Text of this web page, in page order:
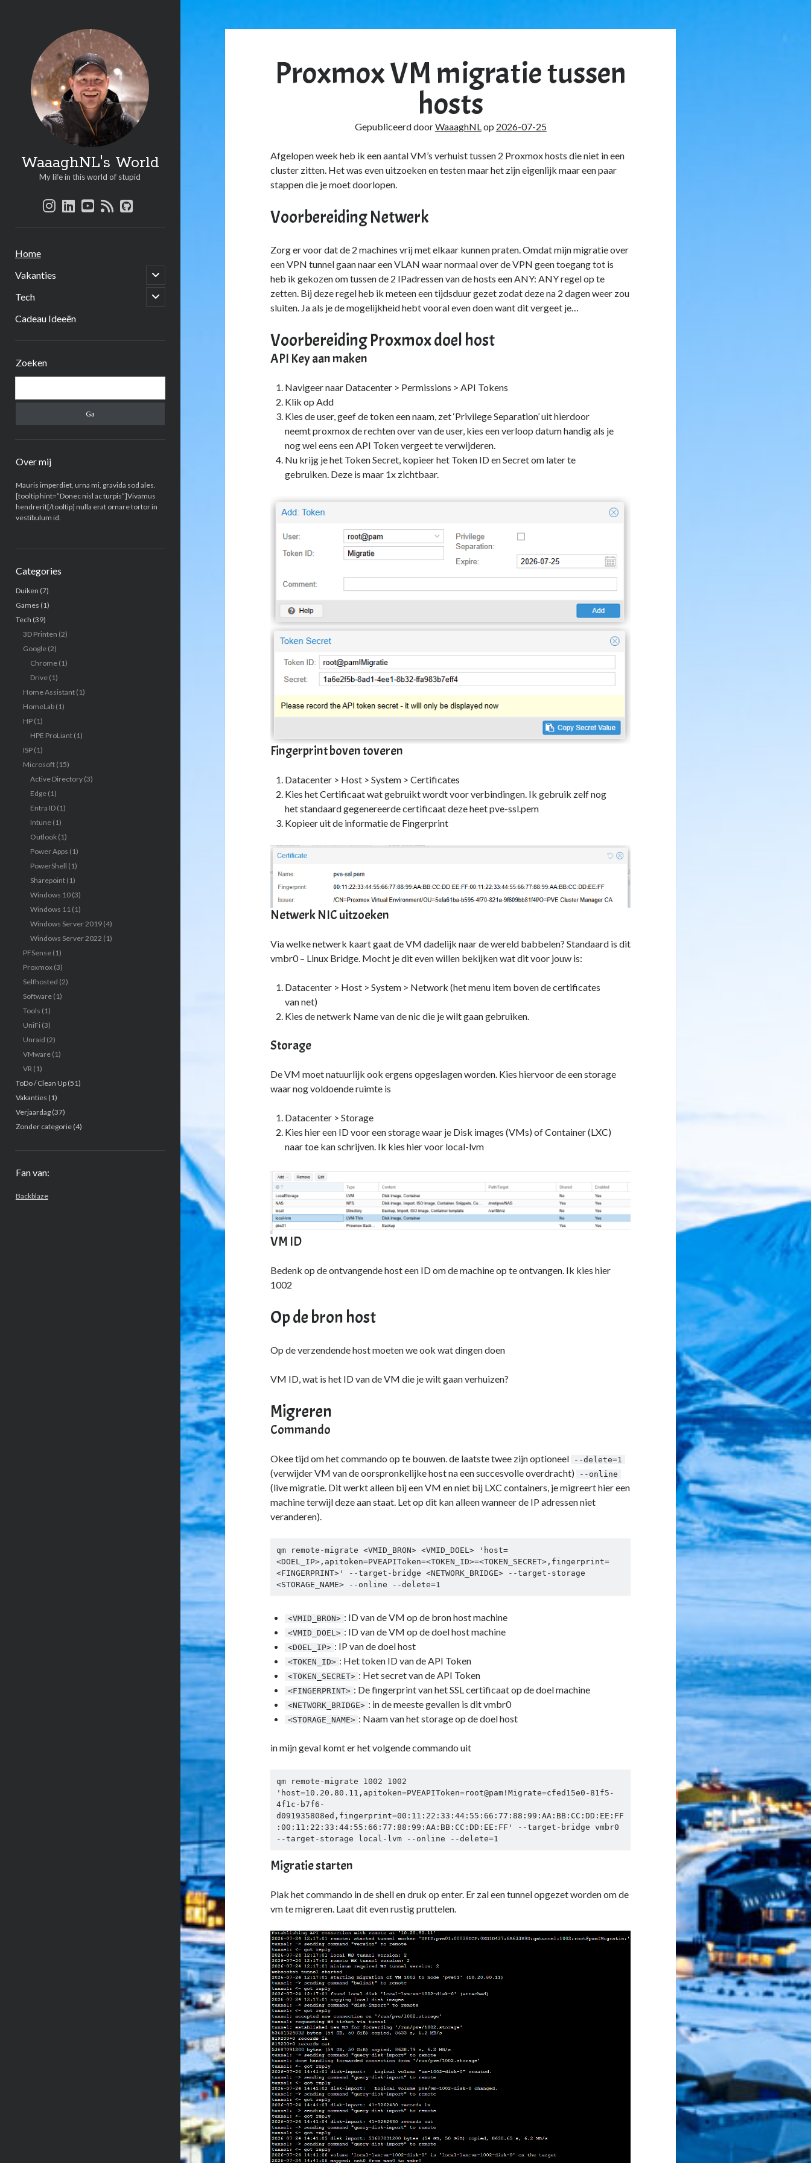
WaaaghNL's World
My life in this world of stupid
instagram
linkedin
youtube
rssgithub
Home
Vakanties
open
submenu
Tech
open
submenu
Cadeau Ideeën
Zijbalk
Zoeken
Over mij
Mauris imperdiet, urna mi, gravida sod ales.
[tooltip hint=”Donec nisl ac turpis”]Vivamus
hendrerit[/tooltip] nulla erat ornare tortor in
vestibulum id.
Categories
Duiken (7)
Games (1)
Tech (39)
3D Printen (2)
Google(2)
Chrome(1)
Drive(1)
Home Assistant(1)
HomeLab(1)
HP(1)
HPE ProLiant(1)
ISP(1)
Microsoft(15)
Active Directory(3)
Edge(1)
Entra ID(1)
Intune(1)
Outlook(1)
Power Apps (1)
PowerShell (1)
Sharepoint(1)
Windows 10(3)
Windows 11(1)
Windows Server 2019(4)
Windows Server 2022 (1)
PFSense(1)
Proxmox(3)
Selfhosted (2)
Software(1)
Tools (1)
UniFi (3)
Unraid (2)
VMware(1)
VR(1)
ToDo / Clean Up(51)
Vakanties (1)
Verjaardag(37)
Zonder categorie(4)
Fan van:
Backblaze
World
BerichtenProxmox VM migratie tussen
hosts
Gepubliceerd doorWaaaghNLop 2026-07-25
Afgelopen week heb ik een aantal VM’s verhuist tussen 2 Proxmox hosts die niet in een
cluster zitten. Het was even uitzoeken en testen maar het zijn eigenlijk maar een paar
stappen die je moet doorlopen.
Voorbereiding Netwerk
Zorg er voor dat de 2 machines vrij met elkaar kunnen praten. Omdat mijn migratie over
een VPN tunnel gaan naar een VLAN waar normaal over de VPN geen toegang tot is
heb ik gekozen om tussen de 2 IPadressen van de hosts een ANY: ANY regel op te
zetten. Bij deze regel heb ik meteen een tijdsduur gezet zodat deze na 2 dagen weer zou
sluiten. Ja als je de mogelijkheid hebt vooral even doen want dit vergeet je…
Voorbereiding Proxmox doel host
API Key aan maken
Navigeer naar Datacenter > Permissions > API Tokens
Klik op Add
Kies de user, geef de token een naam, zet ‘Privilege Separation’ uit hierdoor
neemt proxmox de rechten over van de user, kies een verloop datum handig als je
nog wel eens een API Token vergeet te verwijderen.
Nu krijg je het Token Secret, kopieer het Token ID en Secret om later te
gebruiken. Deze is maar 1x zichtbaar.
Fingerprint boven toveren
Datacenter > Host > System > Certificates
Kies het Certificaat wat gebruikt wordt voor verbindingen. Ik gebruik zelf nog
het standaard gegenereerde certificaat deze heet pve-ssl.pem
Kopieer uit de informatie de Fingerprint
Netwerk NIC uitzoeken
Via welke netwerk kaart gaat de VM dadelijk naar de wereld babbelen? Standaard is dit
vmbr0 – Linux Bridge. Mocht je dit even willen bekijken wat dit voor jouw is:
Datacenter > Host > System > Network (het menu item boven de certificates
van net)
Kies de netwerk Name van de nic die je wilt gaan gebruiken.
Storage
De VM moet natuurlijk ook ergens opgeslagen worden. Kies hiervoor de een storage
waar nog voldoende ruimte is
Datacenter > Storage
Kies hier een ID voor een storage waar je Disk images (VMs) of Container (LXC)
naar toe kan schrijven. Ik kies hier voor local-lvm
VM ID
Bedenk op de ontvangende host een ID om de machine op te ontvangen. Ik kies hier
1002
Op de bron host
Op de verzendende host moeten we ook wat dingen doen
VM ID, wat is het ID van de VM die je wilt gaan verhuizen?
Migreren
Commando
Okee tijd om het commando op te bouwen. de laatste twee zijn optioneel --delete=1
(verwijder VM van de oorspronkelijke host na een succesvolle overdracht) --online
(live migratie. Dit werkt alleen bij een VM en niet bij LXC containers, je migreert hier een
machine terwijl deze aan staat. Let op dit kan alleen wanneer de IP adressen niet
veranderen).
qm remote-migrate <VMID_BRON> <VMID_DOEL> 'host=
<DOEL_IP>,apitoken=PVEAPIToken=<TOKEN_ID>=<TOKEN_SECRET>,fingerprint=
<FINGERPRINT>' --target-bridge <NETWORK_BRIDGE> --target-storage
<STORAGE_NAME> --online --delete=1
<VMID_BRON> : ID van de VM op de bron host machine
<VMID_DOEL> : ID van de VM op de doel host machine
<DOEL_IP> : IP van de doel host
<TOKEN_ID> : Het token ID van de API Token
<TOKEN_SECRET> : Het secret van de API Token
<FINGERPRINT> : De fingerprint van het SSL certificaat op de doel machine
<NETWORK_BRIDGE> : in de meeste gevallen is dit vmbr0
<STORAGE_NAME> : Naam van het storage op de doel host
in mijn geval komt er het volgende commando uit
qm remote-migrate 1002 1002
'host=10.20.80.11,apitoken=PVEAPIToken=root@pam!Migrate=cfed15e0-81f5-
4f1c-b7f6-
d091935808ed,fingerprint=00:11:22:33:44:55:66:77:88:99:AA:BB:CC:DD:EE:FF
:00:11:22:33:44:55:66:77:88:99:AA:BB:CC:DD:EE:FF' --target-bridge vmbr0
--target-storage local-lvm --online --delete=1
Migratie starten
Plak het commando in de shell en druk op enter. Er zal een tunnel opgezet worden om de
vm te migreren. Laat dit even rustig pruttelen.